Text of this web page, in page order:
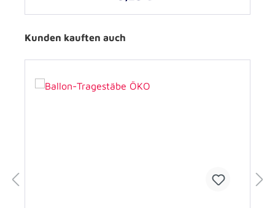
Kunden kauften auch